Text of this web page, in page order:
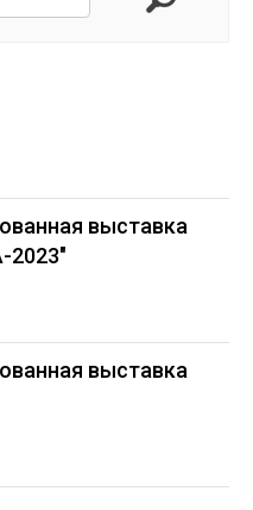
выставка
выставка